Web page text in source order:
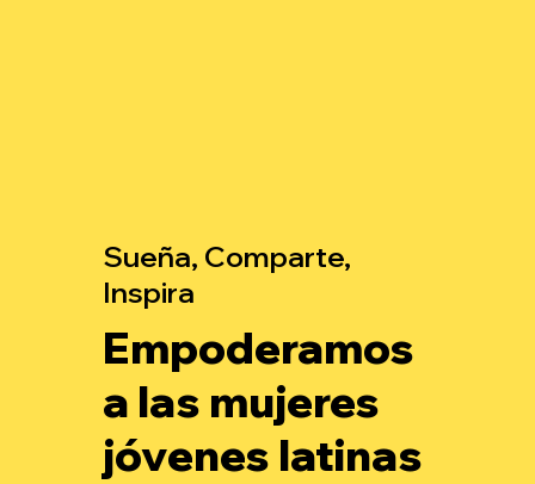
Sueña, Comparte,
Inspira
Empoderamos
a las mujeres
jóvenes latinas